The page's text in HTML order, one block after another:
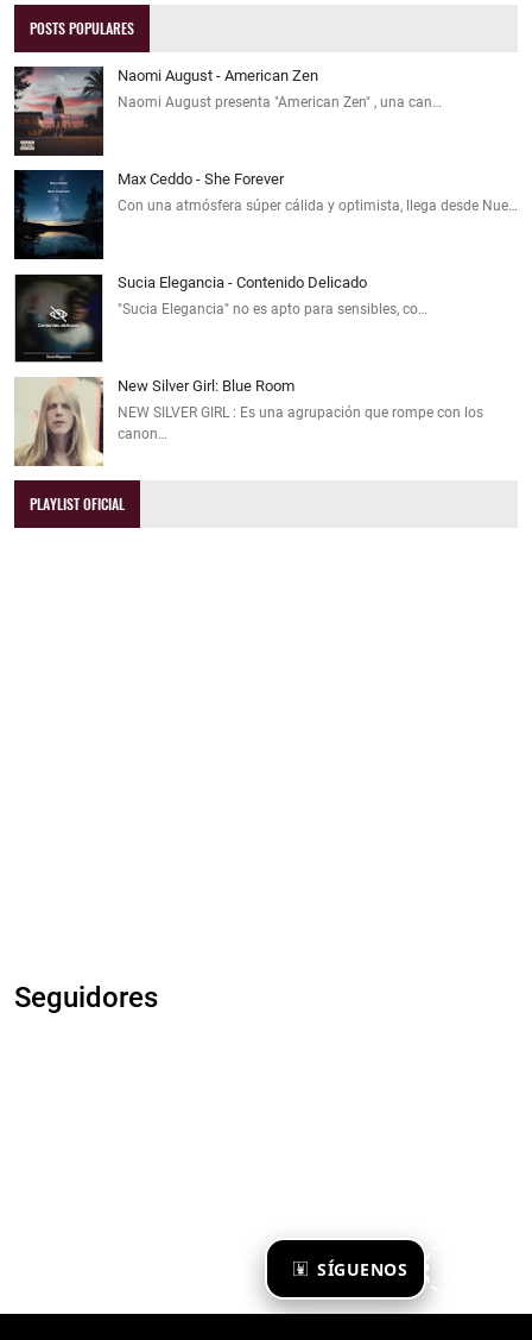
SÍGUENOS
POSTS POPULARES
Naomi August - American Zen
Naomi August presenta "American Zen" , una can…
Max Ceddo - She Forever
Con una atmósfera súper cálida y optimista, llega desde Nue…
Sucia Elegancia - Contenido Delicado
"Sucia Elegancia" no es apto para sensibles, co…
New Silver Girl: Blue Room
NEW SILVER GIRL : Es una agrupación que rompe con los
canon…
PLAYLIST OFICIAL
Seguidores